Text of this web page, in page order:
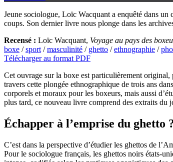
Jeune sociologue, Loïc Wacquant a enquêté dans un
coups. Son dernier livre nous plonge dans les
Recensé : Loïc Wacquant, Voyage au pays des
boxe /sport /masculinité / ghetto /ethnographie /
Télécharger au format PDF
Cet ouvrage sur la boxe est particulièrement
travers cette plongée ethnographique de trois ans
corporels et moraux pour les boxeurs, mais aussi
plus tard, ce nouveau livre comprend des extraits du
Échapper à l’emprise du ghetto
C’est dans la perspective d’étudier les ghettos de
Pour le sociologue français, les ghettos noirs états-